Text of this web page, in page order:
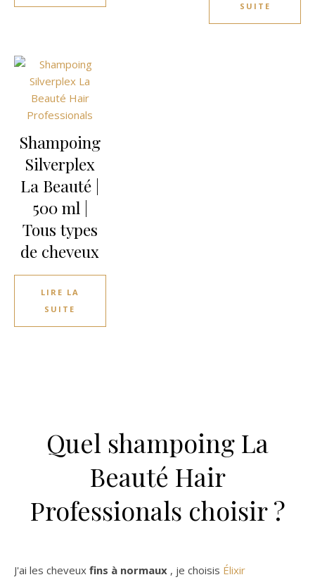
SUITE
Shampoing
Silverplex
La Beauté |
500 ml |
Tous types
de cheveux
LIRE LA
SUITE
Quel shampoing La
Beauté Hair
Professionals choisir ?
J'ai les cheveux fins à normaux , je choisis Élixir